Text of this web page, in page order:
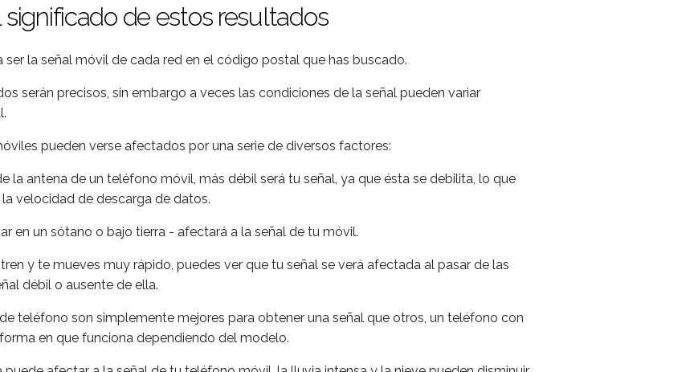
significado de estos resultados
la señal móvil de cada red en el código postal que has buscado.
serán precisos, sin embargo a veces las condiciones de la señal pueden variar
pueden verse afectados por una serie de diversos factores:
la antena de un teléfono móvil, más débil será tu señal, ya que ésta se debilita, lo que
velocidad de descarga de datos.
en un sótano o bajo tierra - afectará a la señal de tu móvil.
y te mueves muy rápido, puedes ver que tu señal se verá afectada al pasar de las
débil o ausente de ella.
teléfono son simplemente mejores para obtener una señal que otros, un teléfono con
en que funciona dependiendo del modelo.